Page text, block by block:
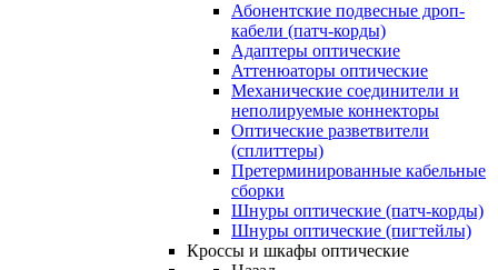
Абонентские подвесные дроп-
кабели (патч-корды)
Адаптеры оптические
Аттенюаторы оптические
Механические соединители и
неполируемые коннекторы
Оптические разветвители
(сплиттеры)
Претерминированные кабельные
сборки
Шнуры оптические (патч-корды)
Шнуры оптические (пигтейлы)
Кроссы и шкафы оптические